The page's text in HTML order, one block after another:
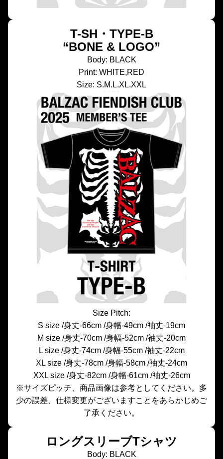
T-SH・TYPE-B
“BONE & LOGO”
Body: BLACK
Print: WHITE,RED
Size: S.M.L.XL.XXL
Size Pitch:
S size /身丈-66cm /身幅-49cm /袖丈-19cm
M size /身丈-70cm /身幅-52cm /袖丈-20cm
L size /身丈-74cm /身幅-55cm /袖丈-22cm
XL size /身丈-78cm /身幅-58cm /袖丈-24cm
XXL size /身丈-82cm /身幅-61cm /袖丈-26cm
※サイズピッチ、商品画像は参考としてください。多
少の誤差、仕様変更がございますことをあらかじめご
了承ください。
ロングスリーブTシャツ
Body: BLACK